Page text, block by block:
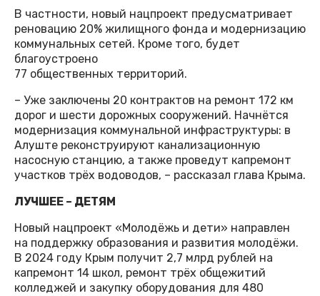
В частности, новый нацпроект предусматривает
реновацию 20% жилищного фонда и модернизацию
коммунальных сетей. Кроме того, будет
благоустроено
77 общественных территорий.
– Уже заключены 20 контрактов на ремонт 172 км
дорог и шести дорожных сооружений. Начнётся
модернизация коммунальной инфраструктуры: в
Алуште реконструируют канализационную
насосную станцию, а также проведут капремонт
участков трёх водоводов, – рассказал глава Крыма.
ЛУЧШЕЕ – ДЕТЯМ
Новый нацпроект «Молодёжь и дети» направлен
на поддержку образования и развития молодёжи.
В 2024 году Крым получит 2,7 млрд рублей на
капремонт 14 школ, ремонт трёх общежитий
колледжей и закупку оборудования для 480